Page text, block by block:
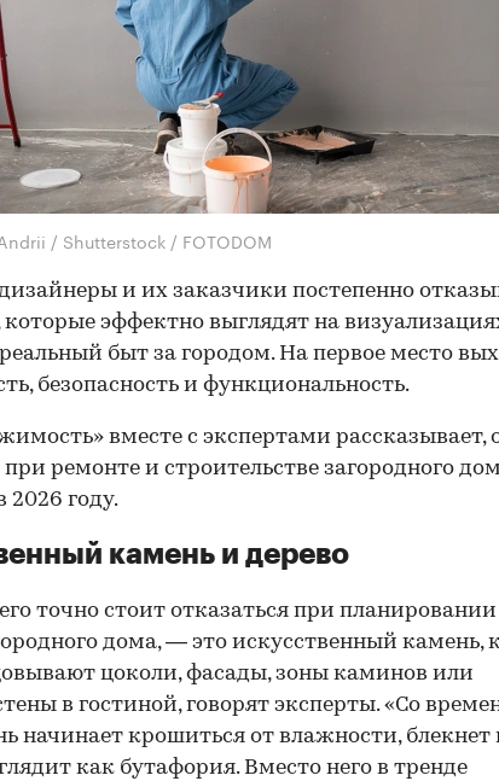
/ Shutterstock / FOTODOM
и их заказчики постепенно
эффектно выглядят на
быт за городом. На первое место
безопасность и функциональность.
вместе с экспертами рассказывает,
ремонте и строительстве загородного
2026 году.
камень и дерево
точно стоит отказаться при планировании
дома, — это искусственный камень,
цоколи, фасады, зоны каминов или
в гостиной, говорят эксперты. «Со
начинает крошиться от влажности, блекнет
как бутафория. Вместо него в тренде